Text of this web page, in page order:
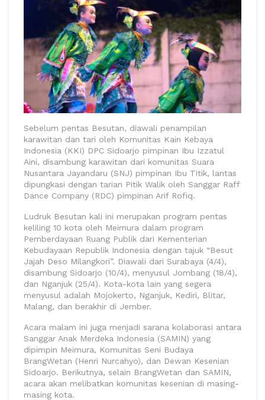
Sebelum pentas Besutan, diawali penampilan
karawitan dan tari oleh Komunitas Kain Kebaya
Indonesia (KKI) DPC Sidoarjo pimpinan Ibu Izzatul
Aini, disambung karawitan dari komunitas Suara
Nusantara Jayandaru (SNJ) pimpinan Ibu Titik, lantas
dipungkasi dengan tarian Pitik Walik oleh Sanggar Raff
Dance Company (RDC) pimpinan Arif Rofiq.
Ludruk Besutan kali ini merupakan program pentas
keliling 10 kota oleh Meimura dalam program
Pemberdayaan Ruang Publik dari Kementerian
Kebudayaan Republik Indonesia dengan tajuk “Besut
Jajah Deso Milangkori”. Diawali dari Surabaya (4/4),
disambung Sidoarjo (10/4), menyusul Jombang (18/4),
dan Nganjuk (25/4). Kota-kota lain yang segera
menyusul adalah Mojokerto, Nganjuk, Kediri, Blitar,
Malang, dan berakhir di Jember.
Acara malam ini juga menjadi sarana kolaborasi antara
Sanggar Anak Merdeka Indonesia (SAMIN) yang
dipimpin Meimura, Komunitas Seni Budaya
BrangWetan (Henri Nurcahyo), dan Dewan Kesenian
Sidoarjo. Berikutnya, selain BrangWetan dan SAMIN,
acara akan melibatkan komunitas kesenian di masing-
masing kota.